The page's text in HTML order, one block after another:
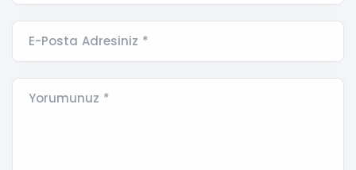
E-Posta Adresiniz *
Yorumunuz *